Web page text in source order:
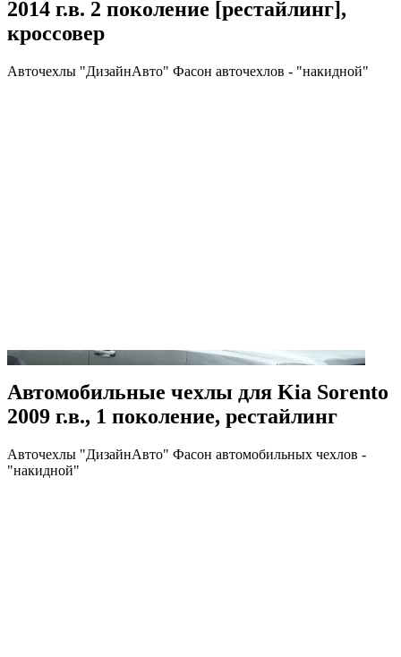
2014 г.в. 2 поколение [рестайлинг],
кроссовер
Авточехлы "ДизайнАвто" Фасон авточехлов - "накидной"
Автомобильные чехлы для Kia Sorento
2009 г.в., 1 поколение, рестайлинг
Авточехлы "ДизайнАвто" Фасон автомобильных чехлов -
"накидной"